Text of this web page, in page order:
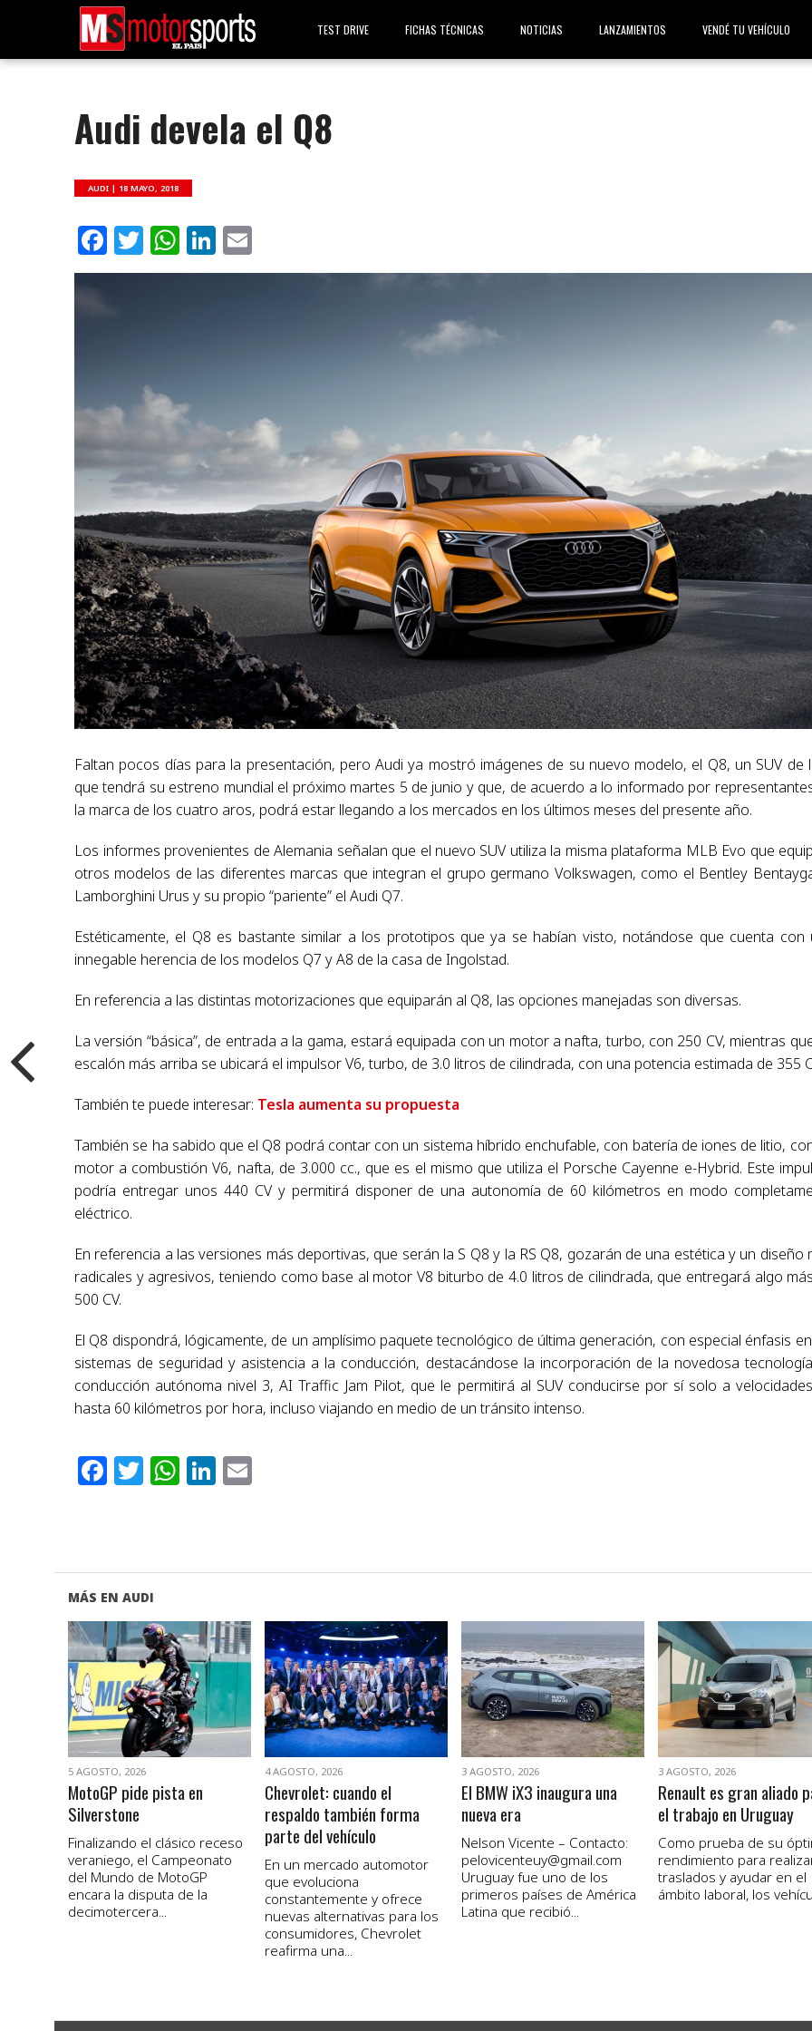
TEST DRIVE FICHAS TÉCNICAS NOTICIAS LANZAMIENTOS VENDÉ TU VEHÍCULO
Audi devela el Q8
AUDI | 18 MAYO, 2018
Facebook
Twitter
WhatsApp
LinkedIn
Faltan pocos días para la presentación, pero Audi ya mostró imágenes de su nuevo modelo, el Q8, un SUV de
que tendrá su estreno mundial el próximo martes 5 de junio y que, de acuerdo a lo informado por
la marca de los cuatro aros, podrá estar llegando a los mercados en los últimos meses del presente año.
Los informes provenientes de Alemania señalan que el nuevo SUV utiliza la misma plataforma MLB Evo que
otros modelos de las diferentes marcas que integran el grupo germano Volkswagen, como el Bentley
Lamborghini Urus y su propio “pariente” el Audi Q7.
Estéticamente, el Q8 es bastante similar a los prototipos que ya se habían visto, notándose que cuenta con
innegable herencia de los modelos Q7 y A8 de la casa de Ingolstad.
En referencia a las distintas motorizaciones que equiparán al Q8, las opciones manejadas son diversas.
La versión “básica”, de entrada a la gama, estará equipada con un motor a nafta, turbo, con 250 CV, mientras
escalón más arriba se ubicará el impulsor V6, turbo, de 3.0 litros de cilindrada, con una potencia estimada de 355
También te puede interesar: Tesla aumenta su propuesta
También se ha sabido que el Q8 podrá contar con un sistema híbrido enchufable, con batería de iones de litio,
motor a combustión V6, nafta, de 3.000 cc., que es el mismo que utiliza el Porsche Cayenne e-Hybrid. Este
podría entregar unos 440 CV y permitirá disponer de una autonomía de 60 kilómetros en modo
eléctrico.
En referencia a las versiones más deportivas, que serán la S Q8 y la RS Q8, gozarán de una estética y un diseño
radicales y agresivos, teniendo como base al motor V8 biturbo de 4.0 litros de cilindrada, que entregará algo
500 CV.
El Q8 dispondrá, lógicamente, de un amplísimo paquete tecnológico de última generación, con especial énfasis
sistemas de seguridad y asistencia a la conducción, destacándose la incorporación de la novedosa
conducción autónoma nivel 3, AI Traffic Jam Pilot, que le permitirá al SUV conducirse por sí solo a
hasta 60 kilómetros por hora, incluso viajando en medio de un tránsito intenso.
Facebook
Twitter
WhatsApp
LinkedIn
MÁS EN AUDI
VER NOTA
5 AGOSTO, 2026
MotoGP pide pista en
Silverstone
Finalizando el clásico receso
veraniego, el Campeonato
del Mundo de MotoGP
encara la disputa de la
decimotercera...
VER NOTA
4 AGOSTO, 2026
Chevrolet: cuando el
respaldo también forma
parte del vehículo
En un mercado automotor
que evoluciona
constantemente y ofrece
nuevas alternativas para los
consumidores, Chevrolet
reafirma una...
VER NOTA
3 AGOSTO, 2026
El BMW iX3 inaugura una
nueva era
Nelson Vicente – Contacto:
pelovicenteuy@gmail.com
Uruguay fue uno de los
primeros países de América
Latina que recibió...
VER NOTA
3 AGOSTO, 2026
Renault es gran aliado
el trabajo en Uruguay
Como prueba de su
rendimiento para
traslados y ayudar en el
ámbito laboral, los